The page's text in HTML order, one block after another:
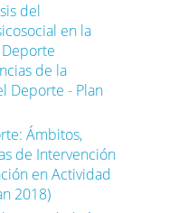
del
en la
de la
Deporte - Plan
Ámbitos,
de Intervención
en Actividad
2018)